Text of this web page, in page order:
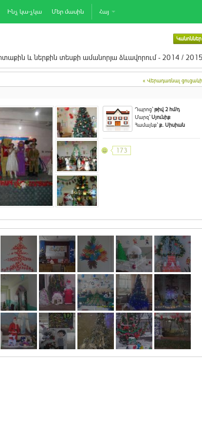
Ինչ կա-չկա Մեր մասին Հայ
Կանոններ
և ներքին տեսքի ամանորյա ձևավորում - 2014 / 2015
« Վերադառնալ
Դպրոց`թիվ 2 հմ/դ
Մարզ`Սյունիք
Համայնք`ք. Սիսիան
173